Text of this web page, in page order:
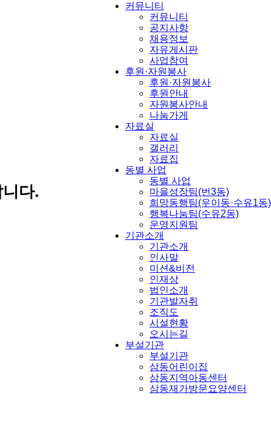
커뮤니티
커뮤니티
공지사항
채용정보
자유게시판
사업참여
후원·자원봉사
후원·자원봉사
후원안내
자원봉사안내
나눔가게
자료실
자료실
갤러리
자료집
동별 사업
동별 사업
마을성장팀(번3동)
희망동행팀(우이동·수유1동)
행복나눔팀(수유2동)
운영지원팀
기관소개
기관소개
인사말
미션&비전
인재상
법인소개
기관발자취
조직도
시설현황
오시는길
부설기관
부설기관
삼동어린이집
삼동지역아동센터
삼동재가방문요양센터
다.